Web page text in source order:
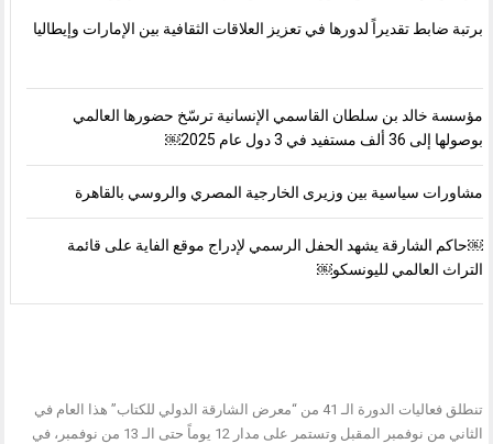
برتبة ضابط تقديراً لدورها في تعزيز العلاقات الثقافية بين الإمارات وإيطاليا
مؤسسة خالد بن سلطان القاسمي الإنسانية ترسّخ حضورها العالمي
بوصولها إلى 36 ألف مستفيد في 3 دول عام 2025￼
مشاورات سياسية بين وزيرى الخارجية المصري والروسي بالقاهرة
￼حاكم الشارقة يشهد الحفل الرسمي لإدراج موقع الفاية على قائمة
التراث العالمي لليونسكو￼
تنطلق فعاليات الدورة الـ 41 من “معرض الشارقة الدولي للكتاب” هذا العام في
الثاني من نوفمبر المقبل وتستمر على مدار 12 يوماً حتى الـ 13 من نوفمبر، في